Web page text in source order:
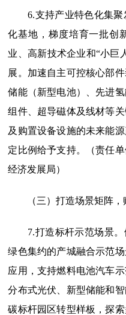
6.支持产业特色化集聚
化基地，梯度培育一批创
业、高新技术企业和“小巨
展。加速自主可控核心部
储能（新型电池）、先进
组件、超导磁体及线材等
及购置设备设施的未来能
定比例给予支持。（责任
经济发展局）
（三）打造场景矩阵，
7.打造标杆示范场景。
绿色集约的产城融合示范
应用，支持燃料电池汽车
分布式光伏、新型储能和
碳标杆园区转型样板，探